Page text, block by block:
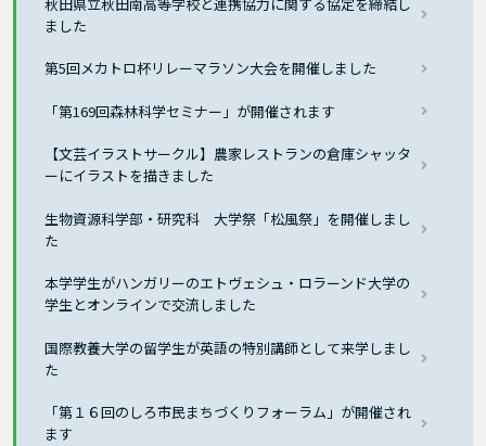
ました
第5回メカトロ杯リレーマラソン大会を開催しました
「第169回森林科学セミナー」が開催されます
【文芸イラストサークル】農家レストランの倉庫シャッタ
ーにイラストを描きました
生物資源科学部・研究科 大学祭「松風祭」を開催しまし
た
本学学生がハンガリーのエトヴェシュ・ロラーンド大学の
学生とオンラインで交流しました
国際教養大学の留学生が英語の特別講師として来学しまし
た
「第１６回のしろ市民まちづくりフォーラム」が開催され
ます